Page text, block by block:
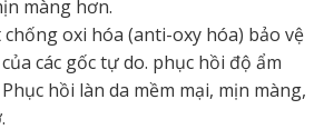
màng hơn.
chống oxi hóa (anti-oxy hóa) bảo vệ
các gốc tự do. phục hồi độ ẩm
hồi làn da mềm mại, mịn màng,